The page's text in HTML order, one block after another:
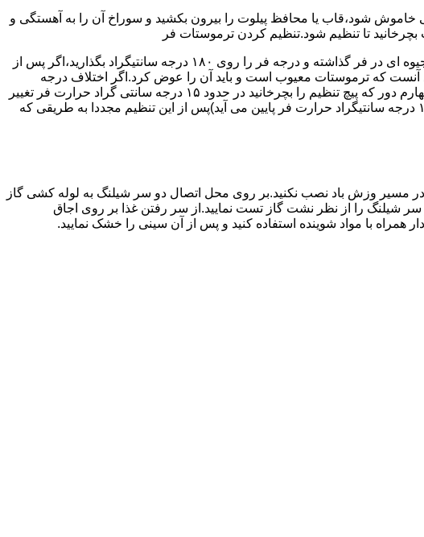
شعله خیلی کوتاه باشد و یا به راحتی خاموش شود،قاب یا محافظ پیلوت را بیرون بکشید و سوراخ آن را به آهستگی و
تا تنظیم شود.تنظیم کردن ترموستات فر
اگر حرارت فر خیلی زیاد یا خیلی کم باشد ترموستات آن احتیاج به تنظیم دارد برای این کار به طریق زیر عمل کنید.یک دما سنج جیوه ای در فر گذاشته و درجه فر را روی ۱۸۰ درجه سانتیگراد بگذارید،اگر پس از
با آنچه که فر را تنظیم کرده اید بیش از ۴۰ درجه سانتیگراد باشد دلیل آنست که ترموستات معیوب است و باید آن را عوض کرد.اگر اختلاف درجه
دماسنج با آنچه که فر را تنظیم کرده اید کم باشد دکمه کنترل را بسته و پیچ تنظیم کننده را به طرف زیاد یا کم بچرخانید.هر یک چهارم دور که پیچ تنظیم را بچرخانید در حدود ۱۵ درجه سانتی گراد حرارت فر تغییر
می کند.(اگر پیچ تنظیم را در جهت زیاد بچرخانید ۱۵ درجه سانتی گراد حرارت فر بالا می رود و اگر در جهت کم چرخانیده شود ۱۵ درجه سانتیگراد حرارت فر پایین می آید)پس از این تنظیم مجددا به طریقی که
مسیر وزش باد نصب نکنید.بر روی محل اتصال دو سر شیلنگ به لوله کشی گاز
با کف صابون محل اتصال دو سر شیلنگ را از نظر نشت گاز تست نمایید.از سر رفتن غذا بر روی اجاق
با مواد شوینده استفاده کنید و پس از آن سینی را خشک نمایید.